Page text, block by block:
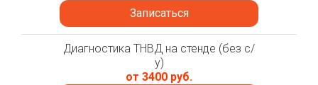
Записаться
Диагностика ТНВД на стенде (без с/
у)
от 3400 руб.